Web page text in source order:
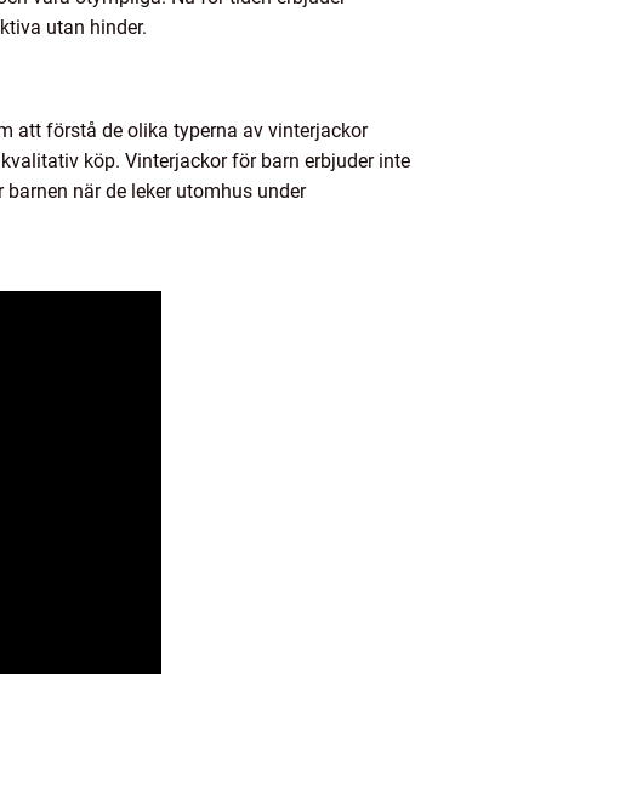
utan hinder.
att förstå de olika typerna av vinterjackor
köp. Vinterjackor för barn erbjuder inte
när de leker utomhus under